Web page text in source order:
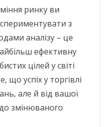
ринку ви
з
аналізу – це
ефективну
цілей у світі
що успіх у торгівлі
але й від вашої
змінюваного